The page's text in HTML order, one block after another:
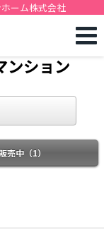
ーム株式会社
ンション
販売中（1）